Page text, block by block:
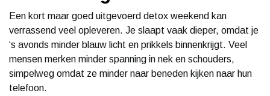
Een kort maar goed uitgevoerd detox weekend kan
verrassend veel opleveren. Je slaapt vaak dieper, omdat je
‘s avonds minder blauw licht en prikkels binnenkrijgt. Veel
mensen merken minder spanning in nek en schouders,
simpelweg omdat ze minder naar beneden kijken naar hun
telefoon.